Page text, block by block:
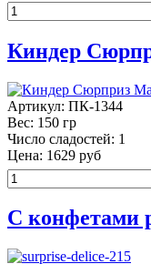
Киндер
Артикул: ПК-1344
Вес: 150 гр
Число сладостей: 1
Цена: 1629 руб
С конфетами